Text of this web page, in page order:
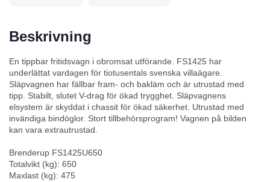
Beskrivning
En tippbar fritidsvagn i obromsat utförande. FS1425 har
underlättat vardagen för tiotusentals svenska villaägare.
Släpvagnen har fällbar fram- och bakläm och är utrustad med
tipp. Stabilt, slutet V-drag för ökad trygghet. Släpvagnens
elsystem är skyddat i chassit för ökad säkerhet. Utrustad med
invändiga bindöglor. Stort tillbehörsprogram! Vagnen på bilden
kan vara extrautrustad.
Brenderup FS1425U650
Totalvikt (kg): 650
Maxlast (kg): 475